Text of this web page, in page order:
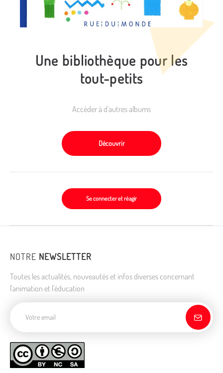
Une bibliothèque pour les
tout-petits
Accéder à d'autres albums
Découvrir
Se connecter et réagir
NOTRE NEWSLETTER
Toutes les actualités, nouveautés et infos diverses concernant
l'animation et l'éducation